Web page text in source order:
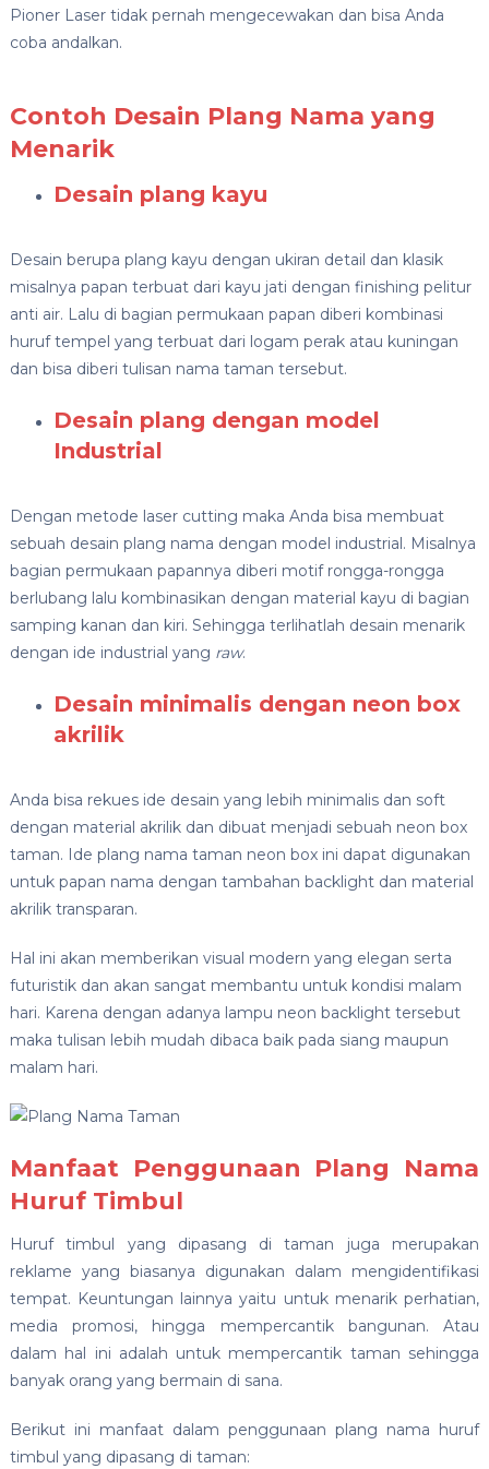
Pioner Laser tidak pernah mengecewakan dan bisa Anda
coba andalkan.
Contoh Desain Plang Nama yang
Menarik
Desain plang kayu
Desain berupa plang kayu dengan ukiran detail dan klasik
misalnya papan terbuat dari kayu jati dengan finishing pelitur
anti air. Lalu di bagian permukaan papan diberi kombinasi
huruf tempel yang terbuat dari logam perak atau kuningan
dan bisa diberi tulisan nama taman tersebut.
Desain plang dengan model
Industrial
Dengan metode laser cutting maka Anda bisa membuat
sebuah desain plang nama dengan model industrial. Misalnya
bagian permukaan papannya diberi motif rongga-rongga
berlubang lalu kombinasikan dengan material kayu di bagian
samping kanan dan kiri. Sehingga terlihatlah desain menarik
dengan ide industrial yang raw.
Desain minimalis dengan neon box
akrilik
Anda bisa rekues ide desain yang lebih minimalis dan soft
dengan material akrilik dan dibuat menjadi sebuah neon box
taman. Ide plang nama taman neon box ini dapat digunakan
untuk papan nama dengan tambahan backlight dan material
akrilik transparan.
Hal ini akan memberikan visual modern yang elegan serta
futuristik dan akan sangat membantu untuk kondisi malam
hari. Karena dengan adanya lampu neon backlight tersebut
maka tulisan lebih mudah dibaca baik pada siang maupun
malam hari.
Manfaat Penggunaan Plang Nama
Huruf Timbul
Huruf timbul yang dipasang di taman juga merupakan
reklame yang biasanya digunakan dalam mengidentifikasi
tempat. Keuntungan lainnya yaitu untuk menarik perhatian,
media promosi, hingga mempercantik bangunan. Atau
dalam hal ini adalah untuk mempercantik taman sehingga
banyak orang yang bermain di sana.
Berikut ini manfaat dalam penggunaan plang nama huruf
timbul yang dipasang di taman: